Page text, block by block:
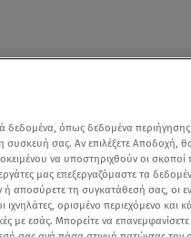
όπως δεδομένα
σας. Αν επιλέξετε Αποδοχή,
να υποστηριχθούν οι σκοποί
μας επεξεργαζόμαστε τα
αποσύρετε τη συγκατάθεσή σας, οι
ορισμένο περιεχόμενο και
με εσάς. Μπορείτε να